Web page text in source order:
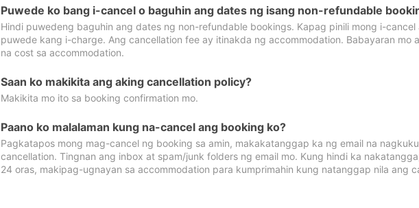
Puwede ko bang i-cancel o baguhin ang dates ng isang non-refundable
Hindi puwedeng baguhin ang dates ng non-refundable bookings. Kapag pinili mong i-cancel
puwede kang i-charge. Ang cancellation fee ay itinakda ng accommodation. Babayaran mo
na cost sa accommodation.
Saan ko makikita ang aking cancellation policy?
Makikita mo ito sa booking confirmation mo.
Paano ko malalaman kung na-cancel ang booking ko?
Pagkatapos mong mag-cancel ng booking sa amin, makakatanggap ka ng email na
cancellation. Tingnan ang inbox at spam/junk folders ng email mo. Kung hindi ka
24 oras, makipag-ugnayan sa accommodation para kumprimahin kung natanggap nila ang